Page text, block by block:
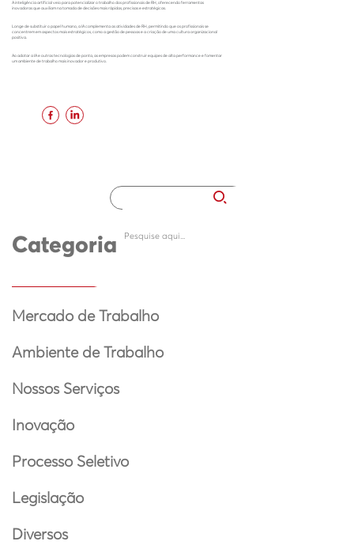
A inteligência artificial veio para potencializar o trabalho dos profissionais de RH, oferecendo ferramentas
inovadoras que auxiliam na tomada de decisões mais rápidas, precisas e estratégicas.
Longe de substituir o papel humano, a IA complementa as atividades de RH, permitindo que os profissionais se
concentrem em aspectos mais estratégicos, como a gestão de pessoas e a criação de uma cultura organizacional
positiva.
Ao adotar a IA e outras tecnologias de ponta, as empresas podem construir equipes de alta performance e fomentar
um ambiente de trabalho mais inovador e produtivo.
Categoria
Mercado de Trabalho
Ambiente de Trabalho
Nossos Serviços
Inovação
Processo Seletivo
Legislação
Diversos